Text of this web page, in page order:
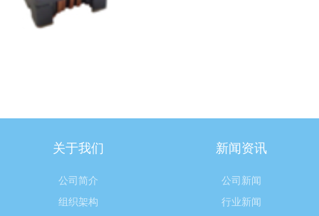
关于我们
公司简介
组织架构
新闻资讯
公司新闻
行业新闻